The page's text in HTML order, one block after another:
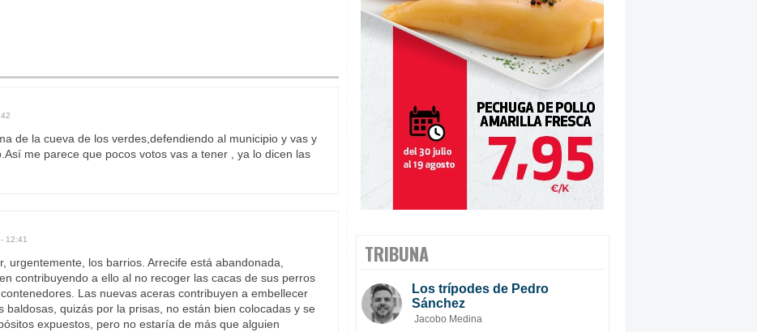
de la cueva de los verdes,defendiendo al municipio y vas y
me parece que pocos votos vas a tener , ya lo dicen las
12:41
urgentemente, los barrios. Arrecife está abandonada,
contribuyendo a ello al no recoger las cacas de sus perros
Las nuevas aceras contribuyen a embellecer
baldosas, quizás por la prisas, no están bien colocadas y se
expuestos, pero no estaría de más que alguien
TRIBUNA
Los trípodes de Pedro
Sánchez
Jacobo Medina